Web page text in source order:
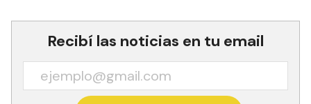
Recibí las noticias en tu email